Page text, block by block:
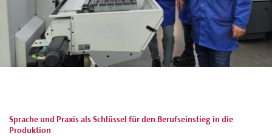
Sprache und Praxis als Schlüssel für den Berufseinstieg in die
Produktion